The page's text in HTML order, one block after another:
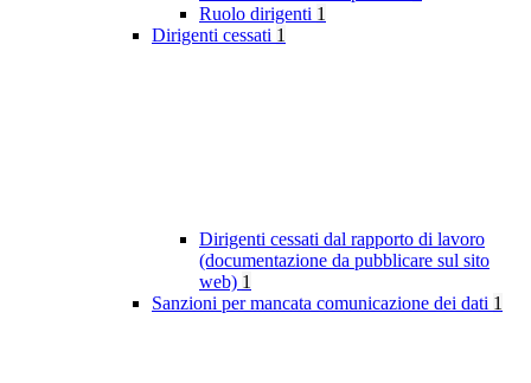
Ruolo dirigenti 1
Dirigenti cessati 1
Dirigenti cessati dal rapporto di lavoro
(documentazione da pubblicare sul sito
web) 1
Sanzioni per mancata comunicazione dei dati 1